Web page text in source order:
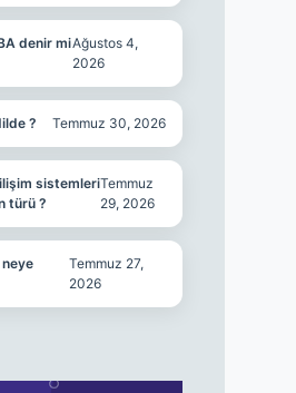
denir miAğustos 4,
2026
? Temmuz 30, 2026
sistemleri
türü ?
Temmuz
29, 2026
Temmuz 27,
2026